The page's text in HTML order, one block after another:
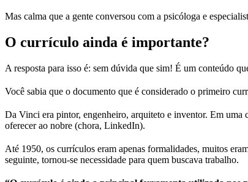
Mas calma que a gente conversou com a psicóloga e
O currículo ainda é importante?
A resposta para isso é: sem dúvida que sim! É um conteúdo
Você sabia que o documento que é considerado o primeiro
Da Vinci era pintor, engenheiro, arquiteto e inventor. Em uma
oferecer ao nobre (chora, LinkedIn).
Até 1950, os currículos eram apenas formalidades, muitos
seguinte, tornou-se necessidade para quem buscava trabalho.